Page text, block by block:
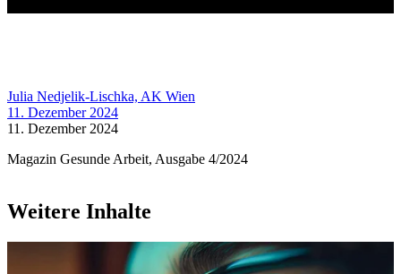
Julia Nedjelik-Lischka, AK Wien
11. Dezember 2024
11. Dezember 2024
Magazin Gesunde Arbeit, Ausgabe 4/2024
Weitere Inhalte